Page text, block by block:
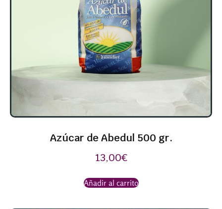
Azúcar de Abedul 500 gr.
13,00€
Añadir al carrito